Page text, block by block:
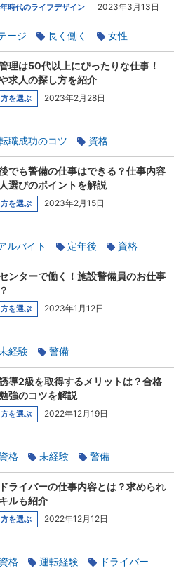
時代のライフデザイン 2023年3月13日
ージ 長く働く
女性
理は50代以上にぴったりな仕事！
求人の探し方を紹介
を選ぶ 2023年2月28日
職成功のコツ
資格
でも警備の仕事はできる？仕事内容
選びのポイントを解説
を選ぶ 2023年2月15日
ルバイト 定年後
資格
ンターで働く！施設警備員のお仕事
を選ぶ 2023年1月12日
経験 警備
導2級を取得するメリットは？合格
強のコツを解説
を選ぶ 2022年12月19日
資格 未経験 警備
ライバーの仕事内容とは？求められ
ルも紹介
を選ぶ 2022年12月12日
資格 運転経験 ドライバー